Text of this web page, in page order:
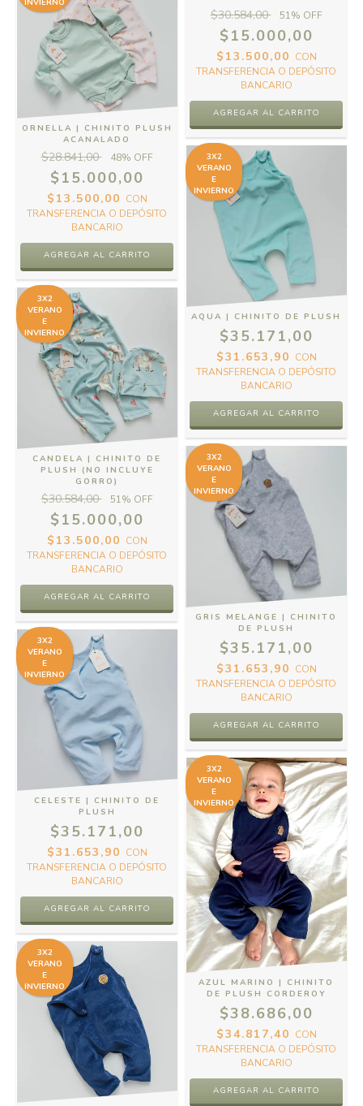
INVIERNO
ORNELLA | CHINITO PLUSH
ACANALADO
$28.841,00 48% OFF
$15.000,00
$13.500,00 CON
TRANSFERENCIA O DEPÓSITO
BANCARIO
AGREGAR AL CARRITO
$30.584,00 51% OFF
$15.000,00
$13.500,00 CON
TRANSFERENCIA O DEPÓSITO
BANCARIO
AGREGAR AL CARRITO
3X2
VERANO
E
INVIERNO
CANDELA | CHINITO DE
PLUSH (NO INCLUYE
GORRO)
$30.584,00 51% OFF
$15.000,00
$13.500,00 CON
TRANSFERENCIA O DEPÓSITO
BANCARIO
AGREGAR AL CARRITO
3X2
VERANO
E
INVIERNO
AQUA | CHINITO DE PLUSH
$35.171,00
$31.653,90 CON
TRANSFERENCIA O DEPÓSITO
BANCARIO
AGREGAR AL CARRITO
3X2
VERANO
E
INVIERNO
CELESTE | CHINITO DE
PLUSH
$35.171,00
$31.653,90 CON
TRANSFERENCIA O DEPÓSITO
BANCARIO
AGREGAR AL CARRITO
3X2
VERANO
E
INVIERNO
GRIS MELANGE | CHINITO
DE PLUSH
$35.171,00
$31.653,90 CON
TRANSFERENCIA O DEPÓSITO
BANCARIO
AGREGAR AL CARRITO
3X2
VERANO
E
INVIERNO
3X2
VERANO
E
INVIERNO
AZUL MARINO | CHINITO
DE PLUSH CORDEROY
$38.686,00
$34.817,40 CON
TRANSFERENCIA O DEPÓSITO
BANCARIO
AGREGAR AL CARRITO